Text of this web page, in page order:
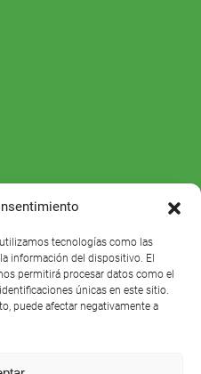
tecnologías como las
información del dispositivo. El
permitirá procesar datos como el
únicas en este sitio.
puede afectar negativamente a